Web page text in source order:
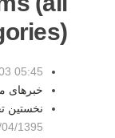
05:45
خبرهای
نخستین
1395 20:06